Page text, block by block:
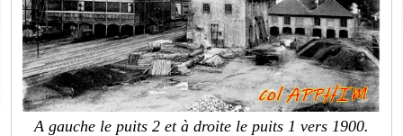
A gauche le puits 2 et à droite le puits 1 vers 1900.